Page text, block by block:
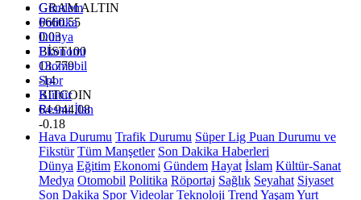
GRAM ALTIN
6660.55
0.03
BİST100
13.779
-14
BITCOIN
64.944,08
-0.18
Gündem
Politika
Dünya
Ekonomi
Otomobil
Spor
Kültür
Resmi İlan
Hava Durumu Trafik Durumu Süper Lig Puan Durumu ve
Fikstür Tüm Manşetler Son Dakika Haberleri
Dünya Eğitim Ekonomi Gündem Hayat İslam Kültür-Sanat
Medya Otomobil Politika Röportaj Sağlık Seyahat Siyaset
Son Dakika Spor Videolar Teknoloji Trend YaşamYurt